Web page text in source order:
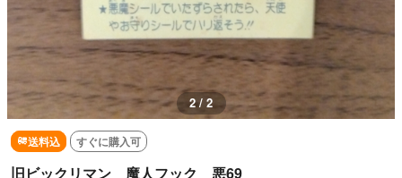
2 / 2
送料込 すぐに購入可
旧ビックリマン 魔人フック 悪69